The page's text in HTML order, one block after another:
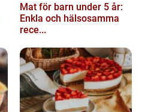
Mat för barn under 5 år:
Enkla och hälsosamma
rece...